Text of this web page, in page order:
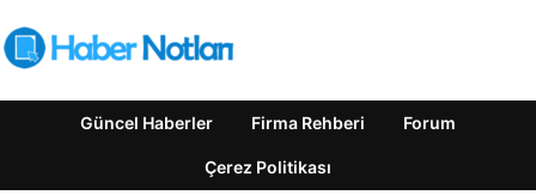
Güncel Haberler Firma Rehberi Forum
Çerez Politikası